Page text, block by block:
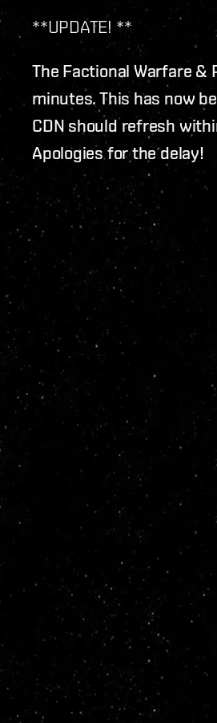
**UPDATE! **
The Factional Warfare
minutes. This has now
CDN should refresh
Apologies for the delay!